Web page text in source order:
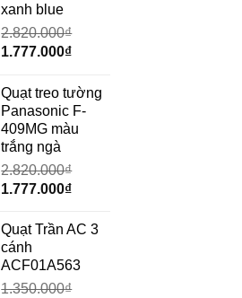
xanh blue
2.820.000₫
Giá
là:
2.820.000₫.
1.777.000₫Giá
tại
là:
1.777.000₫.
Quạt treo tường
Panasonic F-
409MG màu
trắng ngà
2.820.000₫
Giá
là:
2.820.000₫.
1.777.000₫Giá
tại
1.777.000₫.
Quạt Trần AC 3
cánh
ACF01A563
1.350.000₫